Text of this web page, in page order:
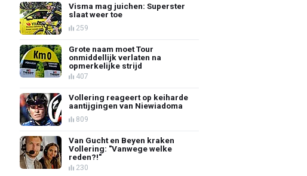
Visma mag juichen: Superster
slaat weer toe
259
Grote naam moet Tour
onmiddellijk verlaten na
opmerkelijke strijd
407
Vollering reageert op keiharde
aantijgingen van Niewiadoma
809
Van Gucht en Beyen kraken
Vollering: "Vanwege welke
reden?!"
230